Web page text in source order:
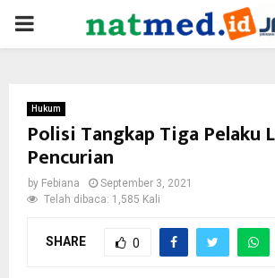
PRIMARY
Hukum
Polisi Tangkap Tiga Pelaku
Pencurian
by Febiana
September 3, 2021
Telah dibaca: 1,585 Kali
SHARE 0